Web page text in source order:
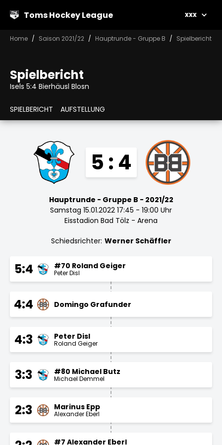
Toms Hockey League xxx
Home Saison 2021/22 Hauptrunde - Gruppe B Spielbericht
Spielbericht
Isels 5:4 Bierhäusl Blosn
SPIELBERICHT AUFSTELLUNG
5 : 4
Hauptrunde - Gruppe B - 2021/22
Samstag 15.01.2022 17:45 - 19:00 Uhr
Eisstadion Bad Tölz - Arena
Schiedsrichter: Werner Schäffler
5:4 #70 Roland Geiger
Peter Disl
4:4 Domingo Grafunder
4:3 Peter Disl
Roland Geiger
3:3 #80 Michael Butz
Michael Demmel
2:3 Marinus Epp
Alexander Eberl
#7 Alexander Eberl